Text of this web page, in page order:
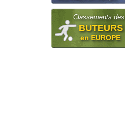
Classements des
BUTEURS
en EUROPE